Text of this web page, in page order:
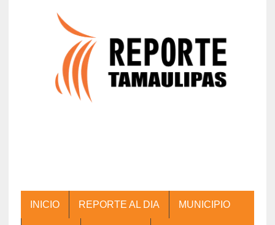
INICIO REPORTE AL DIA MUNICIPIO